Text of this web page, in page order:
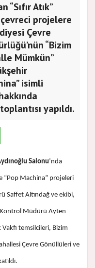
Atık”
çevreci projelere
Çevre
“Bizim
Mümkün”
isimli
yapıldı.
Salonu’nda
“Pop Machina” projeleri
Saffet Altındağ ve ekibi,
Müdürü Ayten
Vakfı temsilcileri, Bizim
Çevre Gönüllüleri ve